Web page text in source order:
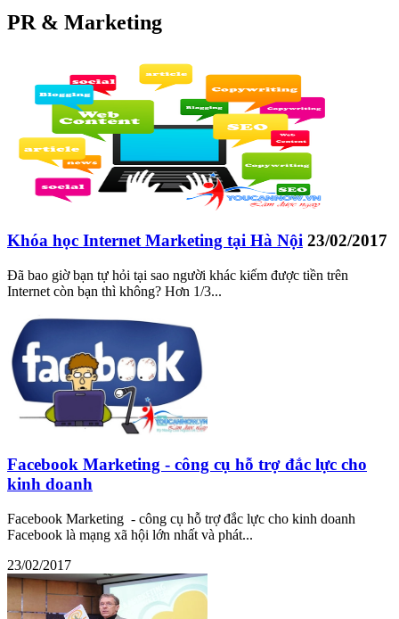
PR & Marketing
Khóa học Internet Marketing tại Hà Nội 23/02/2017
Đã bao giờ bạn tự hỏi tại sao người khác kiếm được tiền trên
Internet còn bạn thì không? Hơn 1/3...
Facebook Marketing - công cụ hỗ trợ đắc lực cho
kinh doanh
Facebook Marketing - công cụ hỗ trợ đắc lực cho kinh doanh
Facebook là mạng xã hội lớn nhất và phát...
23/02/2017